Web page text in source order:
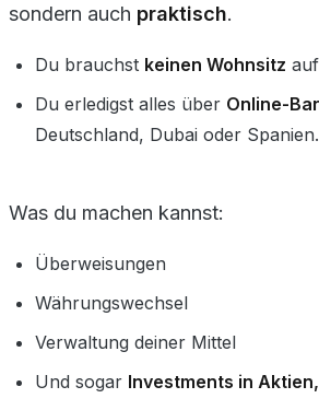
sondern auch praktisch.
Du brauchst keinen Wohnsitz
Du erledigst alles über Online-
Deutschland, Dubai oder Spanien.
Was du machen kannst:
Überweisungen
Währungswechsel
Verwaltung deiner Mittel
Und sogar Investments in